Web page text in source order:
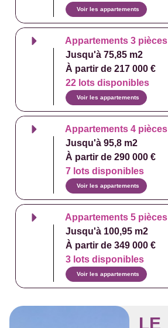
Voir les appartements
Appartements 3 pièces
Jusqu'à 75,85 m2
À partir de 217 000 €
22 lots disponibles
Voir les appartements
Appartements 4 pièces
Jusqu'à 95,8 m2
À partir de 290 000 €
7 lots disponibles
Voir les appartements
Appartements 5 pièces
Jusqu'à 100,95 m2
À partir de 349 000 €
3 lots disponibles
Voir les appartements
LE